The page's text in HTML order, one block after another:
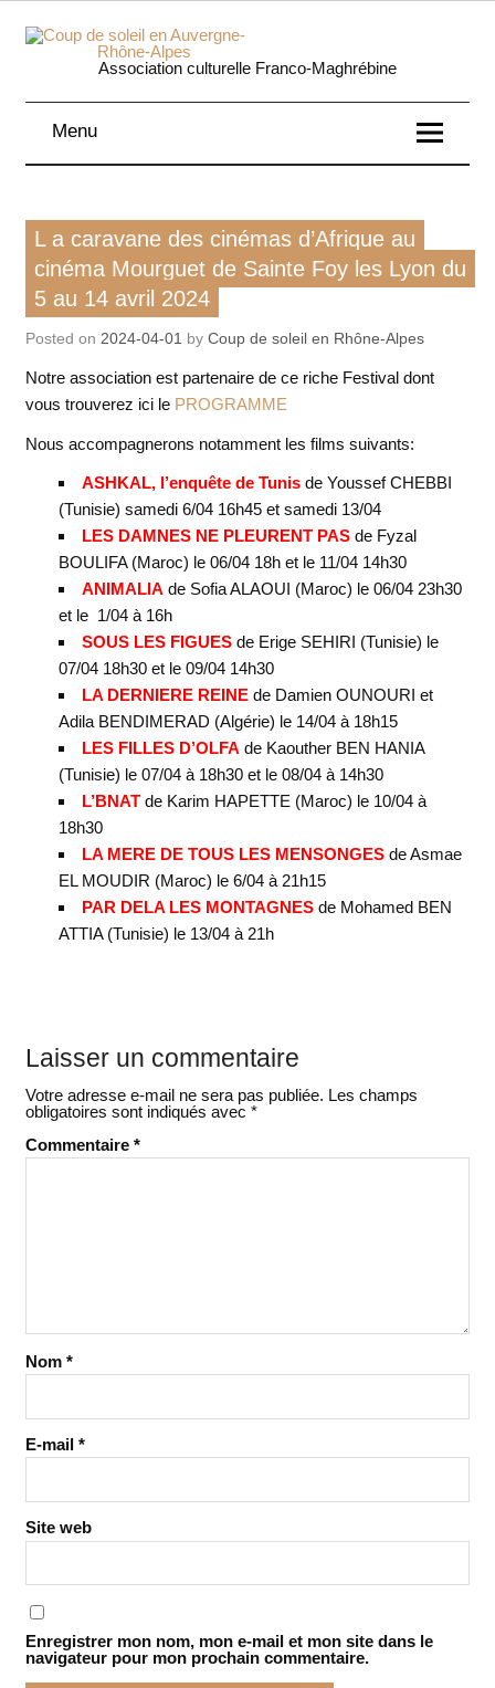
Skip
content
Coup
soleil
Association culturelle Franco-Maghrébine
Menu
Film
L a caravane des cinémas d’Afrique au
cinéma Mourguet de Sainte Foy les Lyon du
5 au 14 avril 2024
Posted on 2024-04-01 by Coup de soleil en Rhône-Alpes
Notre association est partenaire de ce riche Festival dont
vous trouverez ici le PROGRAMME
Nous accompagnerons notamment les films suivants:
ASHKAL, l’enquête de Tunis de Youssef CHEBBI
(Tunisie) samedi 6/04 16h45 et samedi 13/04
LES DAMNES NE PLEURENT PAS de Fyzal
BOULIFA (Maroc) le 06/04 18h et le 11/04 14h30
ANIMALIA de Sofia ALAOUI (Maroc) le 06/04 23h30
et le 1/04 à 16h
SOUS LES FIGUES de Erige SEHIRI (Tunisie) le
07/04 18h30 et le 09/04 14h30
LA DERNIERE REINE de Damien OUNOURI et
Adila BENDIMERAD (Algérie) le 14/04 à 18h15
LES FILLES D’OLFA de Kaouther BEN HANIA
(Tunisie) le 07/04 à 18h30 et le 08/04 à 14h30
L’BNAT de Karim HAPETTE (Maroc) le 10/04 à
18h30
LA MERE DE TOUS LES MENSONGES de Asmae
EL MOUDIR (Maroc) le 6/04 à 21h15
PAR DELA LES MONTAGNES de Mohamed BEN
ATTIA (Tunisie) le 13/04 à 21h
Laisser un commentaire
Votre adresse e-mail ne sera pas publiée. Les champs
obligatoires sont indiqués avec *
Commentaire *
Nom *
E-mail *
Site web
Enregistrer mon nom, mon e-mail et mon site dans le
navigateur pour mon prochain commentaire.